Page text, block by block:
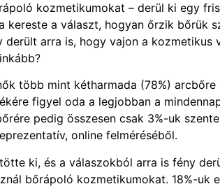
kozmetikumokat – derül ki egy
kereste a választ, hogyan őrzik bőrük
derült arra is, hogy vajon a kozmetikus
több mint kétharmada (78%) arcbőre
figyel oda a legjobban a
pedig összesen csak 3%-uk
online felméréséből.
ki, és a válaszokból arra is fény
bőrápoló kozmetikumokat. 18%-uk